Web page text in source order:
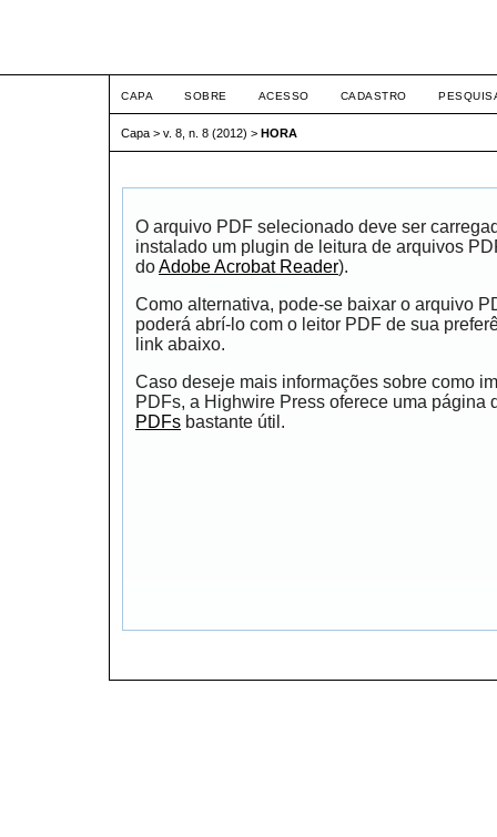
CAPA SOBRE ACESSO CADASTRO
Capa > v. 8, n. 8 (2012) > HORA
O arquivo PDF selecionado deve ser
instalado um plugin de leitura de arquivos
doAdobe Acrobat Reader).
Como alternativa, pode-se baixar o arquivo
poderá abrí-lo com o leitor PDF de sua
link abaixo.
Caso deseje mais informações sobre como
PDFs, a Highwire Press oferece uma página
PDFs bastante útil.